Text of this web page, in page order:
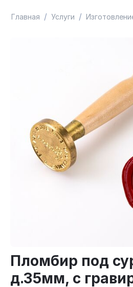
Главная / Услуги /
Пломбир под
д.35мм, с